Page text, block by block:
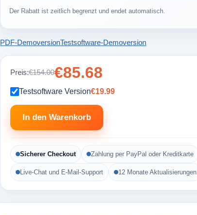
Der Rabatt ist zeitlich begrenzt und endet automatisch.
PDF-DemoversionTestsoftware-Demoversion
Preis:€154.00€85.68
Testsoftware Version€19.99
In den Warenkorb
Sicherer Checkout Zahlung per PayPal oder Kreditkarte
Live-Chat und E-Mail-Support 12 Monate Aktualisierungen